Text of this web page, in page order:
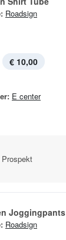
Roadsign
€ 10,00
E center
Joggingpants
Roadsign